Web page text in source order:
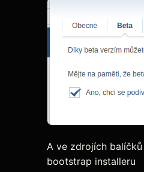
A ve zdrojích
bootstrap installeru